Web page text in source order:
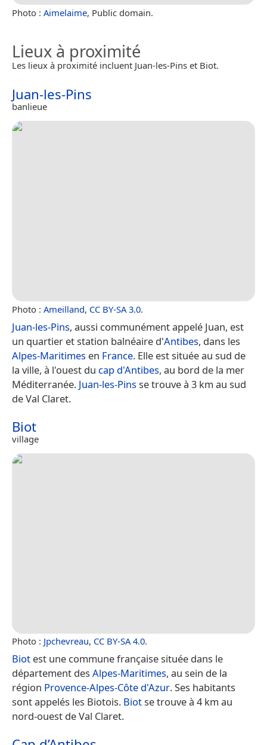
Photo : Aimelaime, Public domain.
Lieux à proximité
Les lieux à proximité incluent Juan-les-Pins et Biot.
Juan-les-Pins
banlieue
Photo : Ameilland, CC BY-SA 3.0.
Juan-les-Pins, aussi communément appelé Juan, est
un quartier et station balnéaire d'Antibes, dans les
Alpes-Maritimes en France. Elle est située au sud de
la ville, à l'ouest du cap d'Antibes, au bord de la mer
Méditerranée. Juan-les-Pinsse trouve à 3 km au sud
de Val Claret.
Biot
village
Photo : Jpchevreau, CC BY-SA 4.0.
Biot est une commune française située dans le
département des Alpes-Maritimes, au sein de la
région Provence-Alpes-Côte d'Azur. Ses habitants
sont appelés les Biotois. Biotse trouve à 4 km au
nord-ouest de Val Claret.